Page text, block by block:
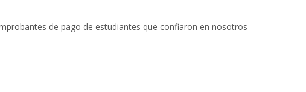
de pago de estudiantes que confiaron en nosotros